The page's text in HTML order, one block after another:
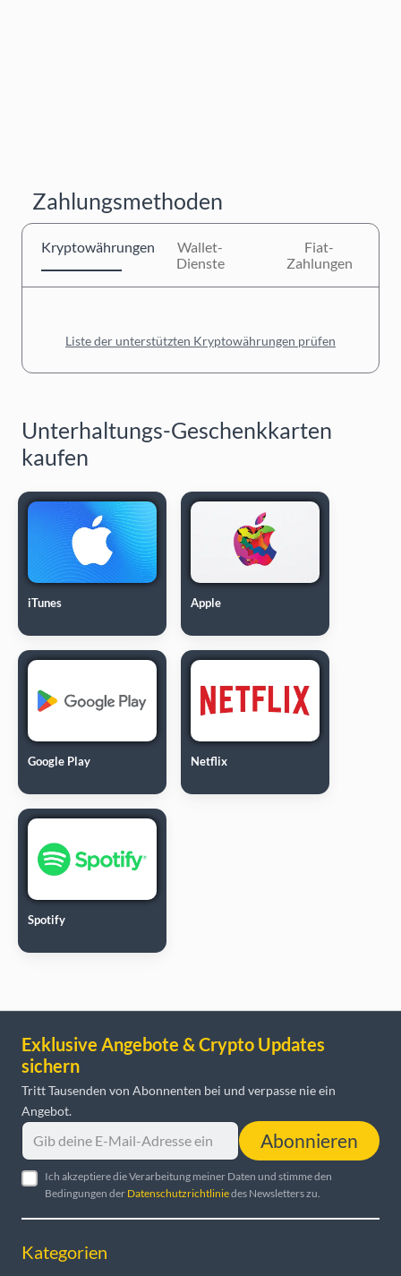
Zahlungsmethoden
Kryptowährungen
Wallet-
Dienste
Fiat-
Zahlungen
Liste der unterstützten Kryptowährungen prüfen
Unterhaltungs-Geschenkkarten
kaufen
iTunes Apple
Google Play Netflix
Spotify
Exklusive Angebote & Crypto Updates
sichern
Tritt Tausenden von Abonnenten bei und verpasse nie ein
Angebot.
Abonnieren
Ich akzeptiere die Verarbeitung meiner Daten und stimme den
Bedingungen der Datenschutzrichtliniedes Newsletters zu.
Kategorien